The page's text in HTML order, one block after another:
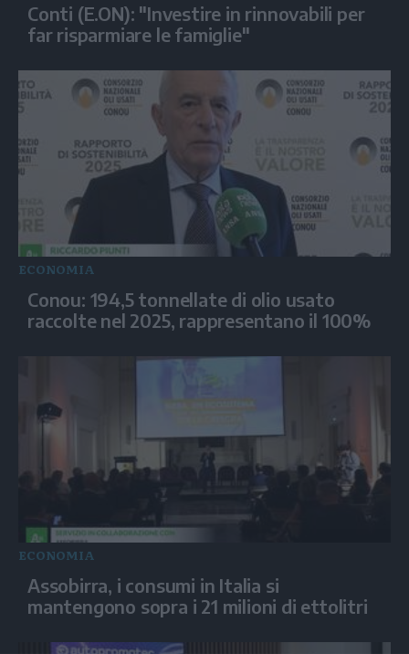
Conti (E.ON): "Investire in rinnovabili per
far risparmiare le famiglie"
ECONOMIA
Conou: 194,5 tonnellate di olio usato
raccolte nel 2025, rappresentano il 100%
ECONOMIA
Assobirra, i consumi in Italia si
mantengono sopra i 21 milioni di ettolitri